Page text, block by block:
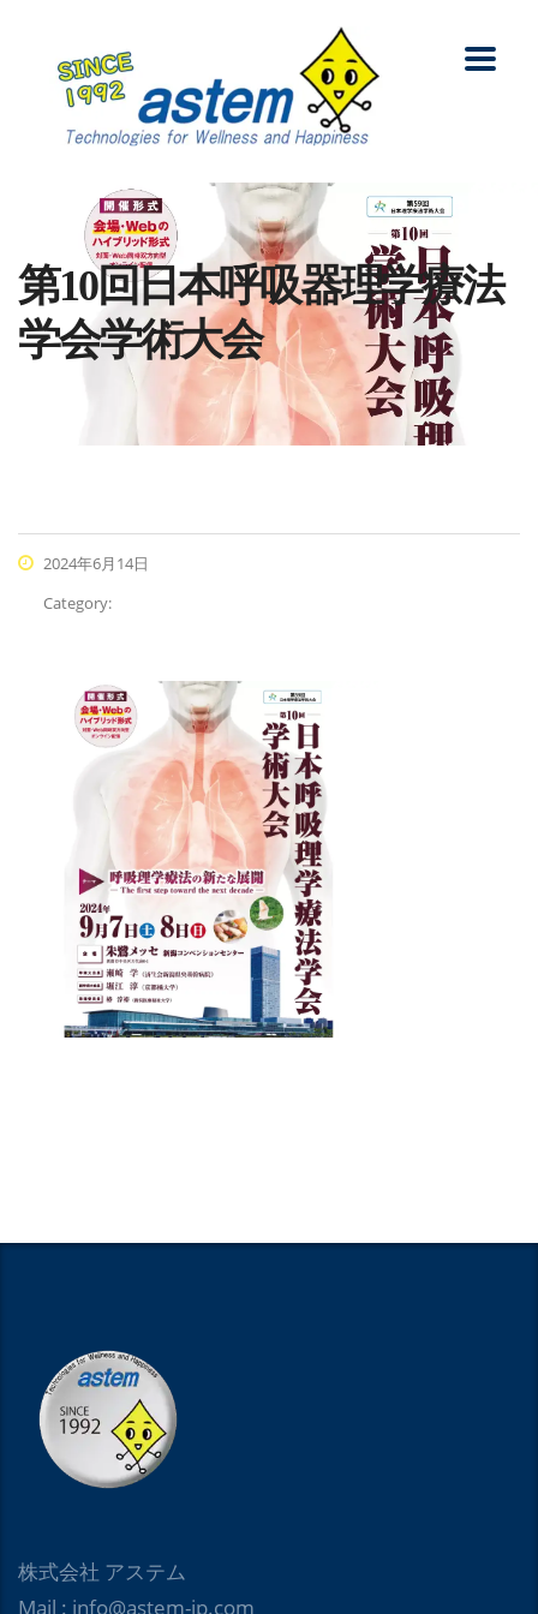
第10回日本呼吸器理学療法
学会学術大会
2024年6月14日
Category:
株式会社 アステム
Mail : info@astem-jp.com